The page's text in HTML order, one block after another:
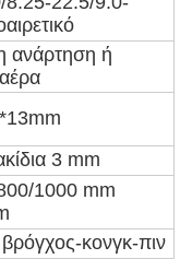
ανάρτηση ή
3 mm
1000 mm
βρόγχος-κονγκ-πιν